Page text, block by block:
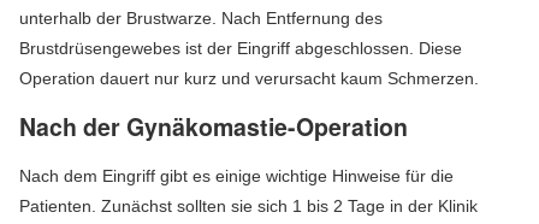
unterhalb der Brustwarze. Nach Entfernung des
Brustdrüsengewebes ist der Eingriff abgeschlossen. Diese
Operation dauert nur kurz und verursacht kaum Schmerzen.
Nach der Gynäkomastie-Operation
Nach dem Eingriff gibt es einige wichtige Hinweise für die
Patienten. Zunächst sollten sie sich 1 bis 2 Tage in der Klinik